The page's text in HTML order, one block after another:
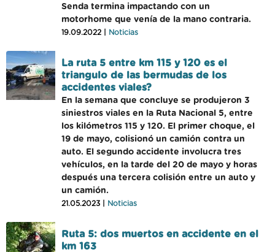
Senda termina impactando con un
motorhome que venía de la mano contraria.
19.09.2022 | Noticias
La ruta 5 entre km 115 y 120 es el
triangulo de las bermudas de los
accidentes viales?
En la semana que concluye se produjeron 3
siniestros viales en la Ruta Nacional 5, entre
los kilómetros 115 y 120. El primer choque, el
19 de mayo, colisionó un camión contra un
auto. El segundo accidente involucra tres
vehículos, en la tarde del 20 de mayo y horas
después una tercera colisión entre un auto y
un camión.
21.05.2023 | Noticias
Ruta 5: dos muertos en accidente en el
km 163